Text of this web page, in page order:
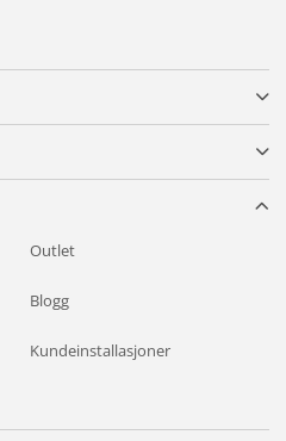
Outlet
Blogg
Kundeinstallasjoner